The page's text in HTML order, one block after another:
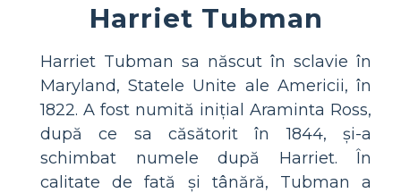
Harriet Tubman
Harriet Tubman sa născut în sclavie în
Maryland, Statele Unite ale Americii, în
1822. A fost numită inițial Araminta Ross,
după ce sa căsătorit în 1844, și-a
schimbat numele după Harriet. În
calitate de fată și tânără, Tubman a